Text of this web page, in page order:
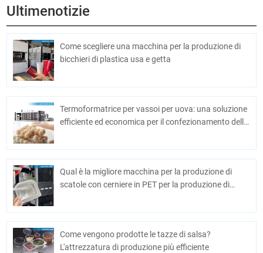
Ultimenotizie
Come scegliere una macchina per la produzione di
bicchieri di plastica usa e getta
Termoformatrice per vassoi per uova: una soluzione
efficiente ed economica per il confezionamento delle
Qual è la migliore macchina per la produzione di
scatole con cerniere in PET per la produzione di
Come vengono prodotte le tazze di salsa?
L'attrezzatura di produzione più efficiente